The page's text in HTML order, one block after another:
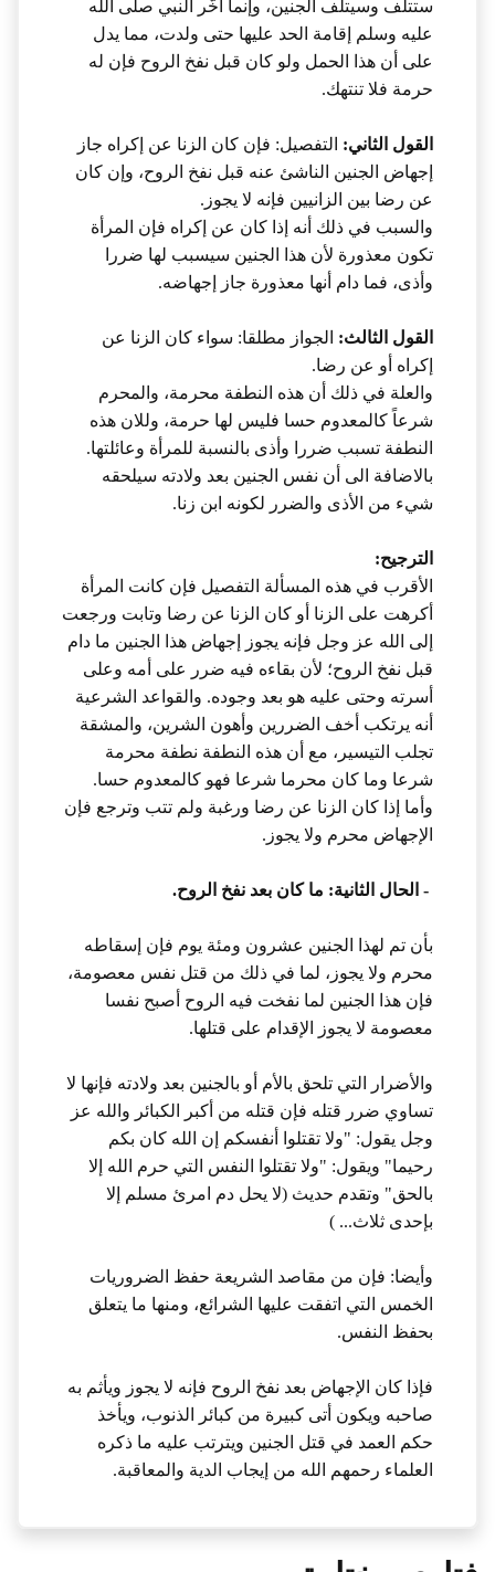
ستتلف وسيتلف الجنين، وإنما أخّر النبي صلى الله
عليه وسلم إقامة الحد عليها حتى ولدت، مما يدل
على أن هذا الحمل ولو كان قبل نفخ الروح فإن له
حرمة فلا تنتهك.
القول الثاني: التفصيل: فإن كان الزنا عن إكراه جاز
إجهاض الجنين الناشئ عنه قبل نفخ الروح، وإن كان
عن رضا بين الزانيين فإنه لا يجوز.
والسبب في ذلك أنه إذا كان عن إكراه فإن المرأة
تكون معذورة لأن هذا الجنين سيسبب لها ضررا
وأذى، فما دام أنها معذورة جاز إجهاضه.
القول الثالث: الجواز مطلقا: سواء كان الزنا عن
إكراه أو عن رضا.
والعلة في ذلك أن هذه النطفة محرمة، والمحرم
شرعاً كالمعدوم حسا فليس لها حرمة، وللان هذه
النطفة تسبب ضررا وأذى بالنسبة للمرأة وعائلتها.
بالاضافة الى أن نفس الجنين بعد ولادته سيلحقه
شيء من الأذى والضرر لكونه ابن زنا.
الترجيح:
الأقرب في هذه المسألة التفصيل فإن كانت المرأة
أكرهت على الزنا أو كان الزنا عن رضا وتابت ورجعت
إلى الله عز وجل فإنه يجوز إجهاض هذا الجنين ما دام
قبل نفخ الروح؛ لأن بقاءه فيه ضرر على أمه وعلى
أسرته وحتى عليه هو بعد وجوده. والقواعد الشرعية
أنه يرتكب أخف الضررين وأهون الشرين، والمشقة
تجلب التيسير، مع أن هذه النطفة نطفة محرمة
شرعا وما كان محرما شرعا فهو كالمعدوم حسا.
وأما إذا كان الزنا عن رضا ورغبة ولم تتب وترجع فإن
الإجهاض محرم ولا يجوز.
- الحال الثانية: ما كان بعد نفخ الروح.
بأن تم لهذا الجنين عشرون ومئة يوم فإن إسقاطه
محرم ولا يجوز، لما في ذلك من قتل نفس معصومة،
فإن هذا الجنين لما نفخت فيه الروح أصبح نفسا
معصومة لا يجوز الإقدام على قتلها.
والأضرار التي تلحق بالأم أو بالجنين بعد ولادته فإنها لا
تساوي ضرر قتله فإن قتله من أكبر الكبائر والله عز
وجل يقول: "ولا تقتلوا أنفسكم إن الله كان بكم
رحيما" ويقول: "ولا تقتلوا النفس التي حرم الله إلا
بالحق" وتقدم حديث (لا يحل دم امرئ مسلم إلا
بإحدى ثلاث... )
وأيضا: فإن من مقاصد الشريعة حفظ الضروريات
الخمس التي اتفقت عليها الشرائع، ومنها ما يتعلق
بحفظ النفس.
فإذا كان الإجهاض بعد نفخ الروح فإنه لا يجوز ويأثم به
صاحبه ويكون أتى كبيرة من كبائر الذنوب، ويأخذ
حكم العمد في قتل الجنين ويترتب عليه ما ذكره
العلماء رحمهم الله من إيجاب الدية والمعاقبة.